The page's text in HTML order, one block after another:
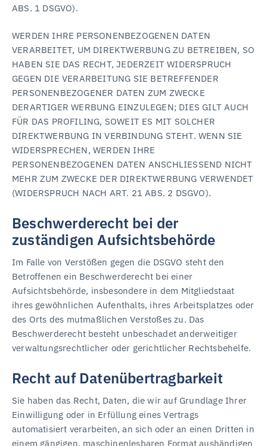
ABS. 1 DSGVO).
WERDEN IHRE PERSONENBEZOGENEN DATEN
VERARBEITET, UM DIREKTWERBUNG ZU BETREIBEN, SO
HABEN SIE DAS RECHT, JEDERZEIT WIDERSPRUCH
GEGEN DIE VERARBEITUNG SIE BETREFFENDER
PERSONENBEZOGENER DATEN ZUM ZWECKE
DERARTIGER WERBUNG EINZULEGEN; DIES GILT AUCH
FÜR DAS PROFILING, SOWEIT ES MIT SOLCHER
DIREKTWERBUNG IN VERBINDUNG STEHT. WENN SIE
WIDERSPRECHEN, WERDEN IHRE
PERSONENBEZOGENEN DATEN ANSCHLIESSEND NICHT
MEHR ZUM ZWECKE DER DIREKTWERBUNG VERWENDET
(WIDERSPRUCH NACH ART. 21 ABS. 2 DSGVO).
Beschwerde­recht bei der
zuständigen Aufsichts­behörde
Im Falle von Verstößen gegen die DSGVO steht den
Betroffenen ein Beschwerderecht bei einer
Aufsichtsbehörde, insbesondere in dem Mitgliedstaat
ihres gewöhnlichen Aufenthalts, ihres Arbeitsplatzes oder
des Orts des mutmaßlichen Verstoßes zu. Das
Beschwerderecht besteht unbeschadet anderweitiger
verwaltungsrechtlicher oder gerichtlicher Rechtsbehelfe.
Recht auf Daten­übertrag­barkeit
Sie haben das Recht, Daten, die wir auf Grundlage Ihrer
Einwilligung oder in Erfüllung eines Vertrags
automatisiert verarbeiten, an sich oder an einen Dritten in
einem gängigen, maschinenlesbaren Format aushändigen